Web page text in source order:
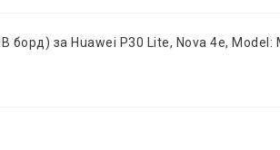
борд) за Huawei P30 Lite, Nova 4e, Model: